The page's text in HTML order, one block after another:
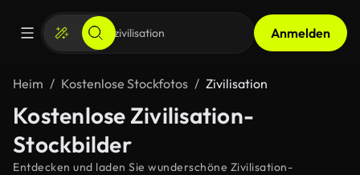
Anmelden
Heim Kostenlose Stockfotos Zivilisation
Kostenlose Zivilisation-
Stockbilder
Entdecken und laden Sie wunderschöne Zivilisation-